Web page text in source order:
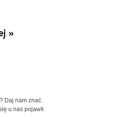
»
Daj nam znać.
u nas pojawił.